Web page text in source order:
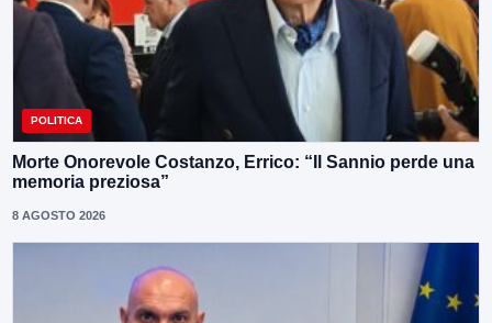
POLITICA
Morte Onorevole Costanzo, Errico: “Il Sannio perde una
memoria preziosa”
8 AGOSTO 2026